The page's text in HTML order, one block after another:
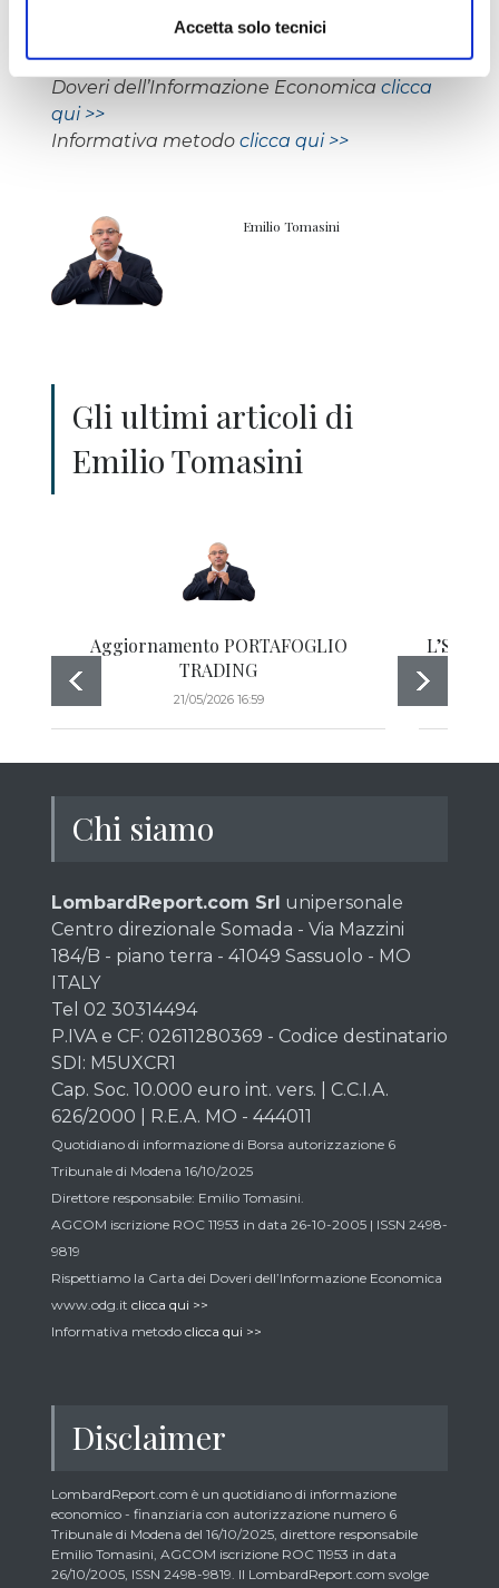
Accetta solo tecnici
strumenti oggetto delle sue analisi.
Il nostro giornale rispetta la Carta dei
Doveri dell’Informazione Economica clicca
qui >>
Informativa metodo clicca qui >>
Emilio Tomasini
Gli ultimi articoli di
Emilio Tomasini
Aggiornamento PORTAFOGLIO
TRADING
21/05/2026 16:59
L’S&P
Chi siamo
LombardReport.com Srl unipersonale
Centro direzionale Somada - Via Mazzini
184/B - piano terra - 41049 Sassuolo - MO
ITALY
Tel 02 30314494
P.IVA e CF: 02611280369 - Codice destinatario
SDI: M5UXCR1
Cap. Soc. 10.000 euro int. vers. | C.C.I.A.
626/2000 | R.E.A. MO - 444011
Quotidiano di informazione di Borsa autorizzazione 6
Tribunale di Modena 16/10/2025
Direttore responsabile: Emilio Tomasini.
AGCOM iscrizione ROC 11953 in data 26-10-2005 | ISSN 2498-
9819
Rispettiamo la Carta dei Doveri dell’Informazione Economica
www.odg.it clicca qui >>
Informativa metodo clicca qui >>
Disclaimer
LombardReport.com è un quotidiano di informazione
economico - finanziaria con autorizzazione numero 6
Tribunale di Modena del 16/10/2025, direttore responsabile
Emilio Tomasini, AGCOM iscrizione ROC 11953 in data
26/10/2005, ISSN 2498-9819. Il LombardReport.com svolge